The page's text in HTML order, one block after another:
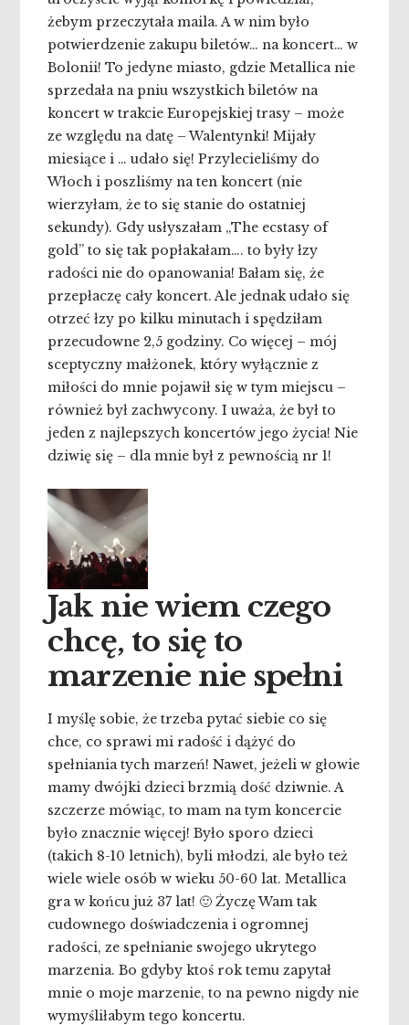
żebym przeczytała maila. A w nim było
potwierdzenie zakupu biletów… na koncert… w
Bolonii! To jedyne miasto, gdzie Metallica nie
sprzedała na pniu wszystkich biletów na
koncert w trakcie Europejskiej trasy – może
ze względu na datę – Walentynki! Mijały
miesiące i … udało się! Przylecieliśmy do
Włoch i poszliśmy na ten koncert (nie
wierzyłam, że to się stanie do ostatniej
sekundy). Gdy usłyszałam „The ecstasy of
gold” to się tak popłakałam…. to były łzy
radości nie do opanowania! Bałam się, że
przepłaczę cały koncert. Ale jednak udało się
otrzeć łzy po kilku minutach i spędziłam
przecudowne 2,5 godziny. Co więcej – mój
sceptyczny małżonek, który wyłącznie z
miłości do mnie pojawił się w tym miejscu –
również był zachwycony. I uważa, że był to
jeden z najlepszych koncertów jego życia! Nie
dziwię się – dla mnie był z pewnością nr 1!
Jak nie wiem czego
chcę, to się to
marzenie nie spełni
I myślę sobie, że trzeba pytać siebie co się
chce, co sprawi mi radość i dążyć do
spełniania tych marzeń! Nawet, jeżeli w głowie
mamy dwójki dzieci brzmią dość dziwnie. A
szczerze mówiąc, to mam na tym koncercie
było znacznie więcej! Było sporo dzieci
(takich 8-10 letnich), byli młodzi, ale było też
wiele wiele osób w wieku 50-60 lat. Metallica
gra w końcu już 37 lat! 🙂 Życzę Wam tak
cudownego doświadczenia i ogromnej
radości, ze spełnianie swojego ukrytego
marzenia. Bo gdyby ktoś rok temu zapytał
mnie o moje marzenie, to na pewno nigdy nie
wymyśliłabym tego koncertu.